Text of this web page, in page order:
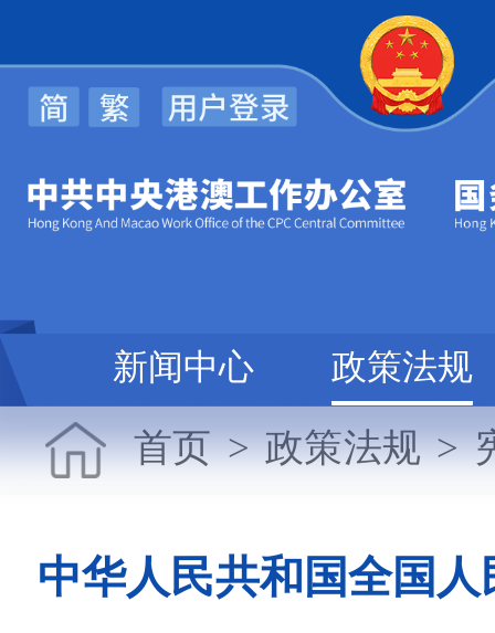
新闻中心 政策法规
首页>政策法规>
中华人民共和国全国